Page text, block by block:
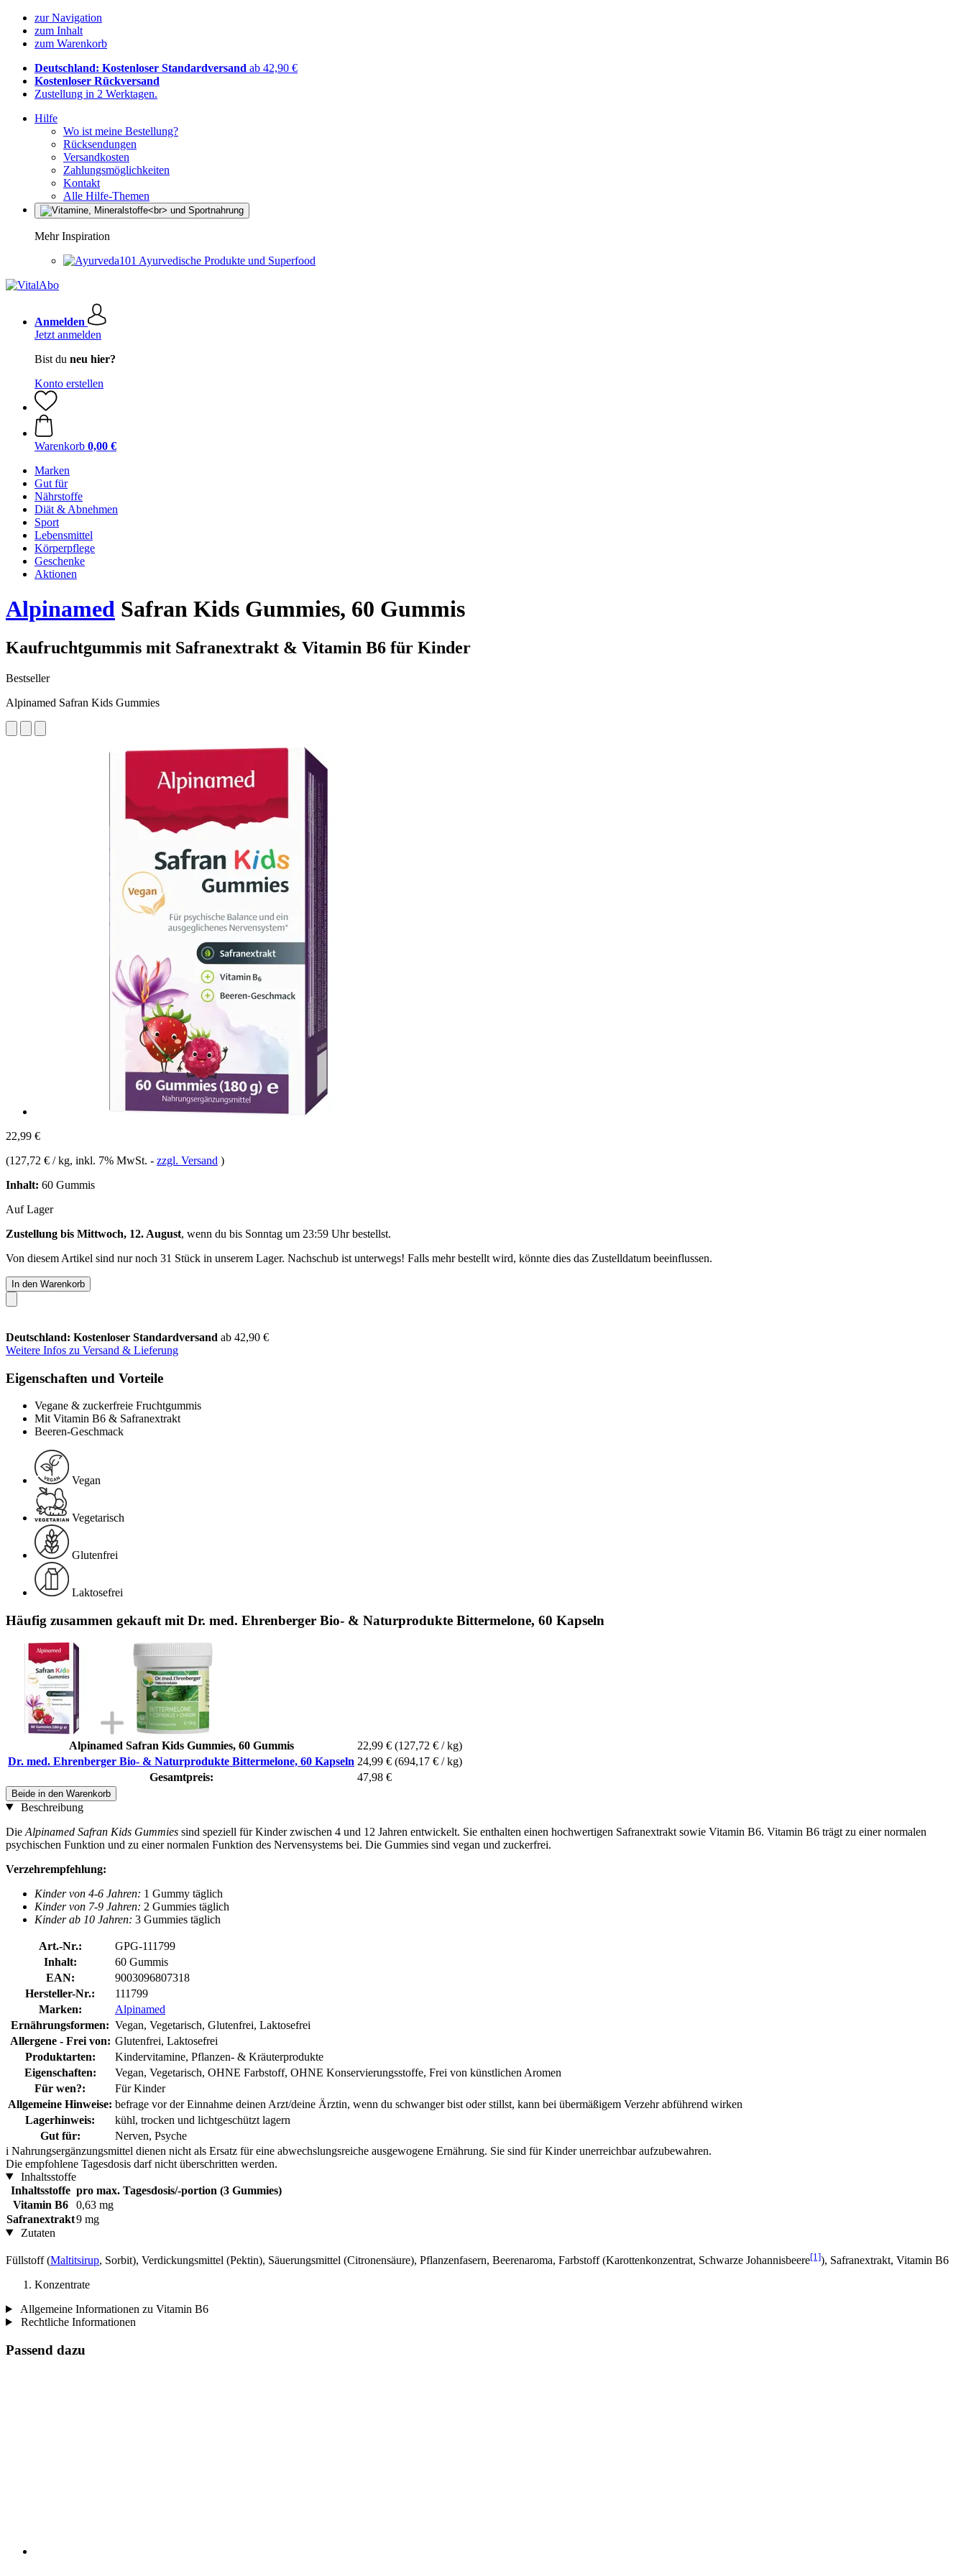
zur Navigation
zum Inhalt
zum Warenkorb
Deutschland: Kostenloser Standardversand ab 42,90 €
Kostenloser Rückversand
Zustellung in 2 Werktagen.
Hilfe
Wo ist meine Bestellung?
Rücksendungen
Versandkosten
Zahlungsmöglichkeiten
Kontakt
Alle Hilfe-Themen
Mehr Inspiration
Ayurvedische Produkte und Superfood
Anmelden
Jetzt anmelden
Bist du neu hier?
Konto erstellen
Warenkorb 0,00 €
Marken
Gut für
Nährstoffe
Diät & Abnehmen
Sport
Lebensmittel
Körperpflege
Geschenke
Aktionen
Alpinamed Safran Kids Gummies, 60 Gummis
Kaufruchtgummis mit Safranextrakt & Vitamin B6 für Kinder
Bestseller
Alpinamed Safran Kids Gummies
22,99 €
(127,72 € / kg, inkl. 7% MwSt. - zzgl. Versand )
Inhalt: 60 Gummis
Auf Lager
Zustellung bis Mittwoch, 12. August, wenn du bis Sonntag um 23:59 Uhrbestellst.
Von diesem Artikel sind nur noch 31 Stück in unserem Lager. Nachschub ist unterwegs! Falls mehr bestellt wird, könnte dies das Zustelldatum beeinflussen.
In den Warenkorb
Deutschland: Kostenloser Standardversand ab 42,90 €
Weitere Infos zu Versand & Lieferung
Eigenschaften und Vorteile
Vegane & zuckerfreie Fruchtgummis
Mit Vitamin B6 & Safranextrakt
Beeren-Geschmack
Vegan
Vegetarisch
Glutenfrei
Laktosefrei
Häufig zusammen gekauft mit Dr. med. Ehrenberger Bio- & Naturprodukte Bittermelone, 60 Kapseln
Alpinamed Safran Kids Gummies, 60 Gummis 22,99 € (127,72 € / kg)
Dr. med. Ehrenberger Bio- & Naturprodukte Bittermelone, 60 Kapseln 24,99 € (694,17 € / kg)
Gesamtpreis:
47,98 €
Beide in den Warenkorb
Beschreibung
Die Alpinamed Safran Kids Gummies sind speziell für Kinder zwischen 4 und 12 Jahren entwickelt. Sie enthalten einen hochwertigen Safranextrakt sowie Vitamin B6. Vitamin B6 trägt zu einer normalen
psychischen Funktion und zu einer normalen Funktion des Nervensystems bei. Die Gummies sind vegan und zuckerfrei.
Verzehrempfehlung:
Kinder von 4-6 Jahren: 1 Gummy täglich
Kinder von 7-9 Jahren: 2 Gummies täglich
Kinder ab 10 Jahren: 3 Gummies täglich
Art.-Nr.:
GPG-111799
Inhalt:
60 Gummis
EAN:
9003096807318
Hersteller-Nr.:
111799
Marken:
Alpinamed
Ernährungsformen: Vegan, Vegetarisch, Glutenfrei, Laktosefrei
Allergene - Frei von: Glutenfrei, Laktosefrei
Produktarten:
Kindervitamine, Pflanzen- & Kräuterprodukte
Eigenschaften:
Vegan, Vegetarisch, OHNE Farbstoff, OHNE Konservierungsstoffe, Frei von künstlichen Aromen
Für wen?:
Für Kinder
Allgemeine Hinweise: befrage vor der Einnahme deinen Arzt/deine Ärztin, wenn du schwanger bist oder stillst, kann bei übermäßigem Verzehr abführend wirken
Lagerhinweis:
kühl, trocken und lichtgeschützt lagern
Gut für:
Nerven, Psyche
i Nahrungsergänzungsmittel dienen nicht als Ersatz für eine abwechslungsreiche ausgewogene Ernährung. Sie sind für Kinder unerreichbar aufzubewahren.
Die empfohlene Tagesdosis darf nicht überschritten werden.
Inhaltsstoffe
Inhaltsstoffe pro max. Tagesdosis/-portion (3 Gummies)
Vitamin B6
0,63 mg
Safranextrakt9 mg
Zutaten
Füllstoff (Maltitsirup, Sorbit), Verdickungsmittel (Pektin), Säuerungsmittel (Citronensäure), Pflanzenfasern, Beerenaroma, Farbstoff (Karottenkonzentrat, Schwarze Johannisbeere[1]), Safranextrakt, Vitamin B6
Konzentrate
Allgemeine Informationen zu Vitamin B6
Rechtliche Informationen
Passend dazu